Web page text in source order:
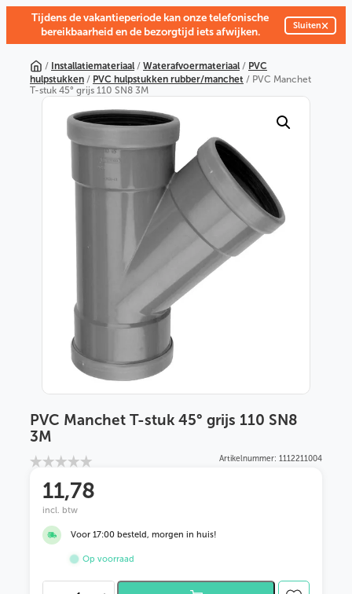
Tijdens de vakantieperiode kan onze telefonische
bereikbaarheid en de bezorgtijd iets afwijken.
Sluiten×
inhoud
/ Installatiemateriaal / Waterafvoermateriaal / PVC
hulpstukken / PVC hulpstukken rubber/manchet / PVC Manchet
T-stuk 45° grijs 110 SN8 3M
PVC Manchet T-stuk 45° grijs 110 SN8
3M
Artikelnummer: 1112211004
11,78
incl. btw
Voor 17:00 besteld, morgen in huis!
Op voorraad
P